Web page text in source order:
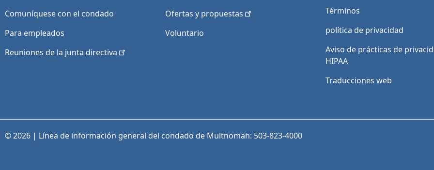
Comuníquese con el condado
Para empleados
Reuniones de la junta directiva
Ofertas y propuestas
Voluntario
Términos
política de privacidad
Aviso de prácticas de
HIPAA
Traducciones web
© 2026 | Línea de información general del condado de Multnomah: 503-823-4000